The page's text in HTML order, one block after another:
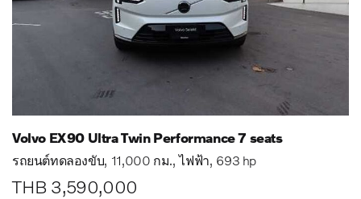
Volvo EX90 Ultra Twin Performance 7 seats
รถยนต์ทดลองขับ 11,000 กม. ไฟฟ้า 693 hp
THB 3,590,000